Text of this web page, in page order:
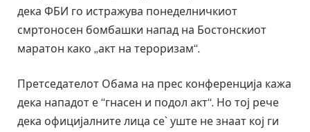
дека ФБИ го истражува понеделничкиот
смртоносен бомбашки напад на Бостонскиот
маратон како „акт на тероризам“.
Претседателот Обама на прес конференција кажа
дека нападот е “гнасен и подол акт“. Но тој рече
дека официјалните лица се` уште не знаат кој ги